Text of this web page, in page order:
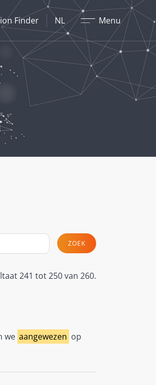
Finder NL Menu
Sluit
ZOEK
241 tot 250 van 260.
we aangewezen op